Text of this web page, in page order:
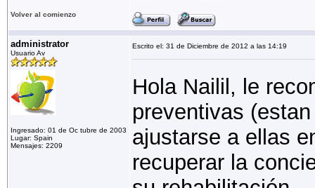
Volver al comienzo
administrator
Usuario Av
Ingresado: 01 de Oc tubre de 2003
Lugar: Spain
Mensajes: 2209
Escrito el: 31 de Diciembre de 2012 a las 14:19
Hola Nailil, le
preventivas
ajustarse a ellas
recuperar la